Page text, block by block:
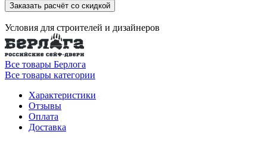
Заказать расчёт со скидкой
Условия для строителей и дизайнеров
Все товары Берлога
Все товары категории
Характеристики
Отзывы
Оплата
Доставка